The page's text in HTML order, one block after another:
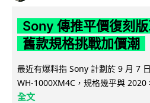
Sony 傳推平價復刻
舊款規格挑戰加價潮
最近有爆料指 Sony 計劃於 9 月 7
WH-1000XM4C，規格幾乎與 2020
全文